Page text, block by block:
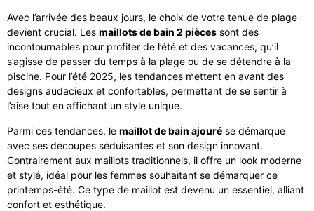
Avec l’arrivée des beaux jours, le choix de votre tenue de plage
devient crucial. Les maillots de bain 2 pièces sont des
incontournables pour profiter de l’été et des vacances, qu’il
s’agisse de passer du temps à la plage ou de se détendre à la
piscine. Pour l’été 2025, les tendances mettent en avant des
designs audacieux et confortables, permettant de se sentir à
l’aise tout en affichant un style unique.
Parmi ces tendances, le maillot de bain ajouré se démarque
avec ses découpes séduisantes et son design innovant.
Contrairement aux maillots traditionnels, il offre un look moderne
et stylé, idéal pour les femmes souhaitant se démarquer ce
printemps-été. Ce type de maillot est devenu un essentiel, alliant
confort et esthétique.